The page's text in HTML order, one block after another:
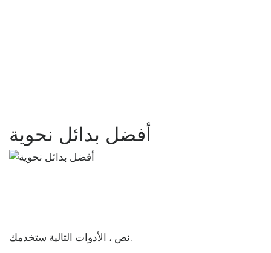
أفضل بدائل نحوية
نص ، الأدوات التالية ستخدمك.